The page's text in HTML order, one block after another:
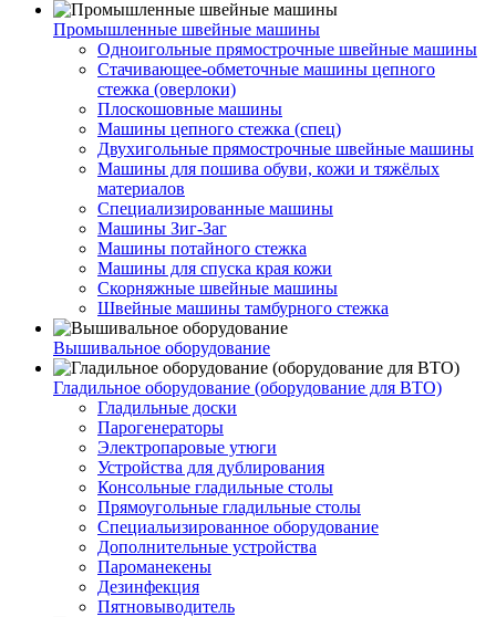
Промышленные швейные машины
Одноигольные прямострочные швейные машины
Стачивающее-обметочные машины цепного
стежка (оверлоки)
Плоскошовные машины
Машины цепного стежка (спец)
Двухигольные прямострочные швейные машины
Машины для пошива обуви, кожи и тяжёлых
материалов
Специализированные машины
Машины Зиг-Заг
Машины потайного стежка
Машины для спуска края кожи
Скорняжные швейные машины
Швейные машины тамбурного стежка
Вышивальное оборудование
Гладильное оборудование (оборудование для ВТО)
Гладильные доски
Парогенераторы
Электропаровые утюги
Устройства для дублирования
Консольные гладильные столы
Прямоугольные гладильные столы
Специальизированное оборудование
Дополнительные устройства
Пароманекены
Дезинфекция
Пятновыводитель